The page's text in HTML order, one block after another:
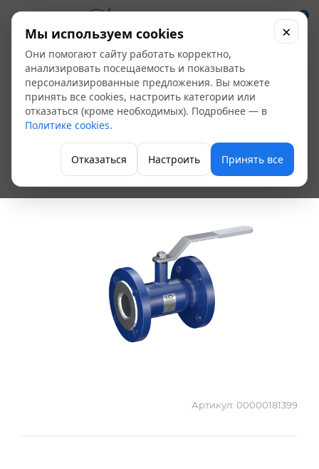
0
Кран шаровой
фланцевый НЖ Ду
150*16 кшц LD,
Россия
Кран шаровой цельносварной
Артикул: 00000181399
Мы используем cookies
Они помогают сайту работать корректно,
анализировать посещаемость и показывать
персонализированные предложения. Вы можете
принять все cookies, настроить категории или
отказаться (кроме необходимых). Подробнее — в
Политике cookies.
Отказаться Настроить Принять все
×